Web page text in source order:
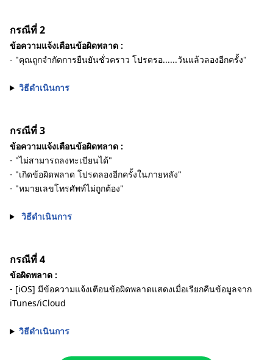
กรณีที่ 2
ข้อความแจ้งเตือนข้อผิดพลาด :
- "คุณถูกจำกัดการยืนยันชั่วคราว โปรดรอ......วันแล้วลองอีกครั้ง"
วิธีดำเนินการ
กรณีที่ 3
ข้อความแจ้งเตือนข้อผิดพลาด :
- "ไม่สามารถลงทะเบียนได้"
- "เกิดข้อผิดพลาด โปรดลองอีกครั้งในภายหลัง"
- "หมายเลขโทรศัพท์ไม่ถูกต้อง"
วิธีดำเนินการ
กรณีที่ 4
ข้อผิดพลาด :
- [iOS] มีข้อความแจ้งเตือนข้อผิดพลาดแสดงเมื่อเรียกคืนข้อมูลจาก
iTunes/iCloud
วิธีดำเนินการ